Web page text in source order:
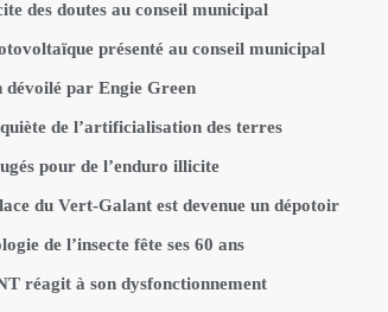
des doutes au conseil municipal
présenté au conseil municipal
par Engie Green
de l’artificialisation des terres
pour de l’enduro illicite
du Vert-Galant est devenue un dépotoir
de l’insecte fête ses 60 ans
réagit à son dysfonctionnement